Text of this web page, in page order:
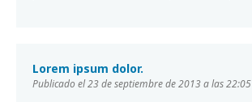
Lorem ipsum dolor.
Publicado el 23 de septiembre de 2013 a las 22:05